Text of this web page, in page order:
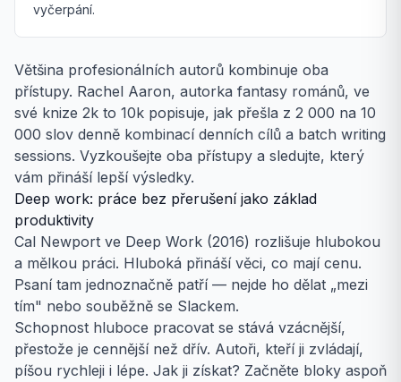
vyčerpání.
Většina profesionálních autorů kombinuje oba
přístupy. Rachel Aaron, autorka fantasy románů, ve
své knize 2k to 10k popisuje, jak přešla z 2 000 na 10
000 slov denně kombinací denních cílů a batch writing
sessions. Vyzkoušejte oba přístupy a sledujte, který
vám přináší lepší výsledky.
Deep work: práce bez přerušení jako základ
produktivity
Cal Newport ve Deep Work (2016) rozlišuje hlubokou
a mělkou práci. Hluboká přináší věci, co mají cenu.
Psaní tam jednoznačně patří — nejde ho dělat „mezi
tím" nebo souběžně se Slackem.
Schopnost hluboce pracovat se stává vzácnější,
přestože je cennější než dřív. Autoři, kteří ji zvládají,
píšou rychleji i lépe. Jak ji získat? Začněte bloky aspoň